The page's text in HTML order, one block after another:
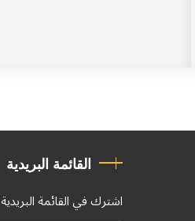
القائمة البريدية
اشترك في القائمة البريدية